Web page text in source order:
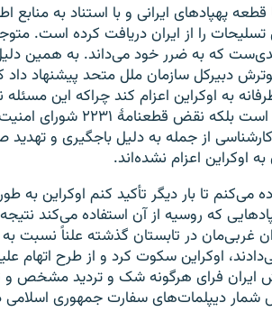
پهپادهای ایرانی و با استناد به منابع
تسلیحات را از ایران دریافت کرده است.
که به ضرر خود می‌داند. به همین
دبیرکل سازمان ملل متحد پیشنهاد داد
به اوکراین اعزام کند چراکه این مسئله
علیه اوکراین مرتبط است
از جمله به دلیل باجگیری و تهدید
اوکراین اعزام نشده‌اند.
می‌کنم تا بار دیگر تأکید کنم اوکراین
که روسیه از آن استفاده می‌کند
غربی‌مان در تابستان گذشته علناً نسبت به
اوکراین سکوت کرد و از طرح اتهام
ایران فرای هر‌گونه شک و تردید مشخص و
شمار دیپلمات‌های سفارت جمهوری